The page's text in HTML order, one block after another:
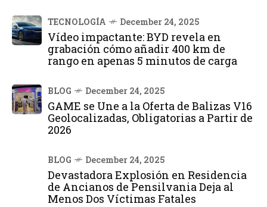
TECNOLOGÍA December 24, 2025
Vídeo impactante: BYD revela en
grabación cómo añadir 400 km de
rango en apenas 5 minutos de carga
BLOG December 24, 2025
GAME se Une a la Oferta de Balizas V16
Geolocalizadas, Obligatorias a Partir de
2026
BLOG December 24, 2025
Devastadora Explosión en Residencia
de Ancianos de Pensilvania Deja al
Menos Dos Víctimas Fatales